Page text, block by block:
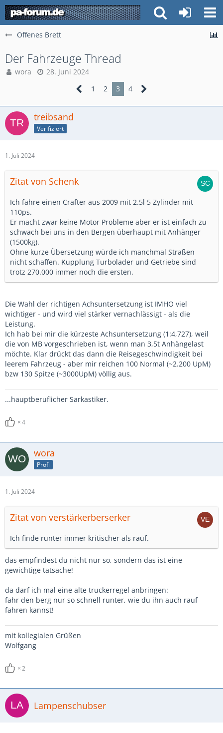
Offenes Brett
Der Fahrzeuge Thread
wora
28. Juni 2024
1
2 3 4
treibsand
Verifiziert
1. Juli 2024
Zitat von Schenk
Ich fahre einen Crafter aus 2009 mit 2.5l 5 Zylinder mit
110ps.
Er macht zwar keine Motor Probleme aber er ist einfach zu
schwach bei uns in den Bergen überhaupt mit Anhänger
(1500kg).
Ohne kurze Übersetzung würde ich manchmal Straßen
nicht schaffen. Kupplung Turbolader und Getriebe sind
trotz 270.000 immer noch die ersten.
Die Wahl der richtigen Achsuntersetzung ist IMHO viel
wichtiger - und wird viel stärker vernachlässigt - als die
Leistung.
Ich hab bei mir die kürzeste Achsuntersetzung (1:4,727), weil
die von MB vorgeschrieben ist, wenn man 3,5t Anhängelast
möchte. Klar drückt das dann die Reisegeschwindigkeit bei
leerem Fahrzeug - aber mir reichen 100 Normal (~2.200 UpM)
bzw 130 Spitze (~3000UpM) völlig aus.
...hauptberuflicher Sarkastiker.
4
wora
Profi
1. Juli 2024
Zitat von verstärkerberserker
Ich finde runter immer kritischer als rauf.
das empfindest du nicht nur so, sondern das ist eine
gewichtige tatsache!
da darf ich mal eine alte truckerregel anbringen:
fahr den berg nur so schnell runter, wie du ihn auch rauf
fahren kannst!
mit kollegialen Grüßen
Wolfgang
2
Lampenschubser